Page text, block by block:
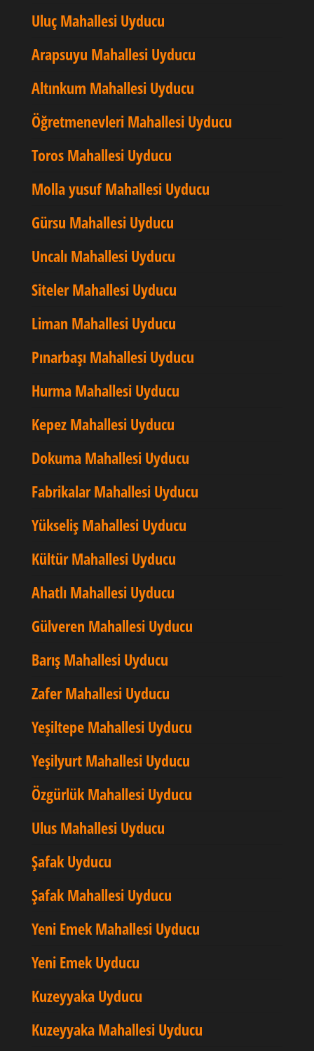
Uluç Mahallesi Uyducu
Arapsuyu Mahallesi Uyducu
Altınkum Mahallesi Uyducu
Öğretmenevleri Mahallesi Uyducu
Toros Mahallesi Uyducu
Molla yusuf Mahallesi Uyducu
Gürsu Mahallesi Uyducu
Uncalı Mahallesi Uyducu
Siteler Mahallesi Uyducu
Liman Mahallesi Uyducu
Pınarbaşı Mahallesi Uyducu
Hurma Mahallesi Uyducu
Kepez Mahallesi Uyducu
Dokuma Mahallesi Uyducu
Fabrikalar Mahallesi Uyducu
Yükseliş Mahallesi Uyducu
Kültür Mahallesi Uyducu
Ahatlı Mahallesi Uyducu
Gülveren Mahallesi Uyducu
Barış Mahallesi Uyducu
Zafer Mahallesi Uyducu
Yeşiltepe Mahallesi Uyducu
Yeşilyurt Mahallesi Uyducu
Özgürlük Mahallesi Uyducu
Ulus Mahallesi Uyducu
Şafak Uyducu
Şafak Mahallesi Uyducu
Yeni Emek Mahallesi Uyducu
Yeni Emek Uyducu
Kuzeyyaka Uyducu
Kuzeyyaka Mahallesi Uyducu